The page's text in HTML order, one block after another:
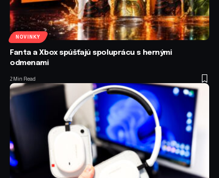
NOVINKY
Fanta a Xbox spúšťajú spoluprácu s hernými
odmenami
2 Min Read